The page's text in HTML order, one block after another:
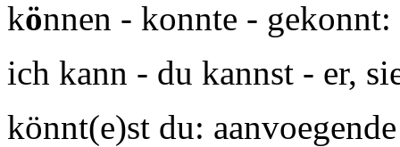
können - konnte -
ich kann - du kannst - er,
könnt(e)st du: